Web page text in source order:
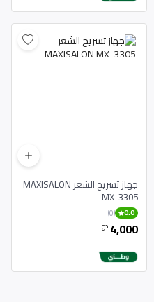
جهاز تسريح الشعر MAXISALON
MX-3305
0.0
(0)
4,000 دج